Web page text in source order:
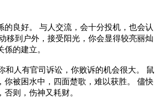
的良好。 与人交流，会十分投机，也会认
移到户外，接受阳光，你会显得较亮丽灿
的建立。
和人有官司诉讼，你败诉的机会很大。 鼠
你被困水中，四面楚歌，难以获胜。 儘快
则，伤神又耗财。